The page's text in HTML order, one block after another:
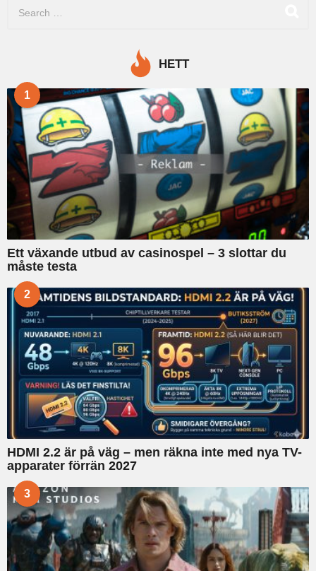
o
HETT
1
Ett växande utbud av casinospel – 3 slottar du
måste testa
2
HDMI 2.2 är på väg – men räkna inte med nya TV-
apparater förrän 2027
3